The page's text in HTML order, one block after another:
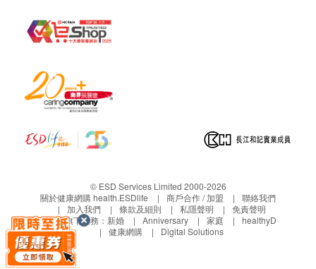
產品內附
Wats-MiniS 座檯式
安裝需知
接上電源前，先將水樽倒轉插入機頂的插口位
按下熱水和溫水按鈕，待水流出及氣泡在水中浮上
水面
按下機背的電源開關掣
此時加熱指示燈會亮起，即可使用
完成安裝前，切勿接上電源！
換水前先關閉電源，拉出空樽後，依照說明書安裝
方法插入新水樽，再接上電源
訂講１２公升或１８公升桶裝蒸餾水需繳交水樽按
金將於退回水樽時退還。
保養:
水機提供 1 年保養
Touch提供12個月免費維修服務。
修服務。
保養期由收貨日期起計12個月內有效；保養期過後
更換零件需另外收費，建議保留購買單據證明。
如需維修服務，客戶請致電客戶服務熱線2660
© ESD Services Limited 2000-2026
關於健康網購 health.ESDlife
商戶合作 / 加盟
聯絡我們
加入我們
條款及細則 私隱聲明
免責聲明
生活易旗下業務： 新婚 Anniversary 家庭
healthyD
健康網購
Digital Solutions